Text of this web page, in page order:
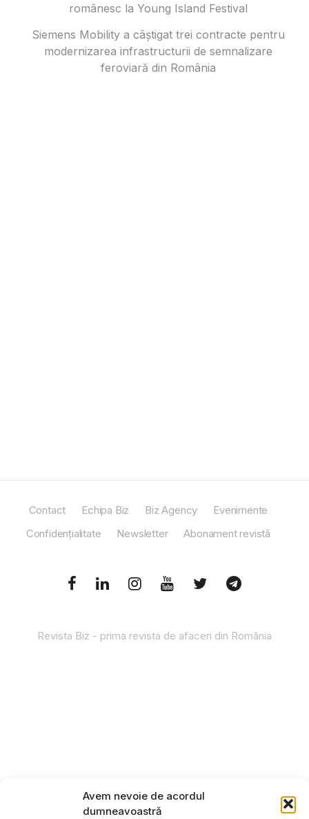
Avem nevoie de acordul
dumneavoastră
românesc la Young Island Festival
Siemens Mobility a câștigat trei contracte pentru
modernizarea infrastructurii de semnalizare
feroviară din România
Contact Echipa Biz Biz Agency
Evenimente
Confidențialitate
Newsletter Abonament revistă
Revista Biz - prima revista de afaceri din România